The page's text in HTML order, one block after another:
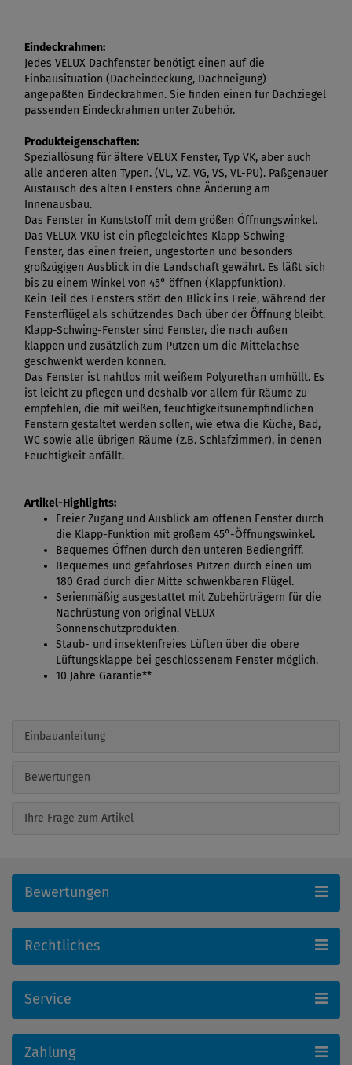
Eindeckrahmen:
Jedes VELUX Dachfenster benötigt einen auf die
Einbausituation (Dacheindeckung, Dachneigung)
angepaßten Eindeckrahmen. Sie finden einen für Dachziegel
passenden Eindeckrahmen unter Zubehör.
Produkteigenschaften:
Speziallösung für ältere VELUX Fenster, Typ VK, aber auch
alle anderen alten Typen. (VL, VZ, VG, VS, VL-PU). Paßgenauer
Austausch des alten Fensters ohne Änderung am
Innenausbau.
Das Fenster in Kunststoff mit dem größen Öffnungswinkel.
Das VELUX VKU ist ein pflegeleichtes Klapp-Schwing-
Fenster, das einen freien, ungestörten und besonders
großzügigen Ausblick in die Landschaft gewährt. Es läßt sich
bis zu einem Winkel von 45° öffnen (Klappfunktion).
Kein Teil des Fensters stört den Blick ins Freie, während der
Fensterflügel als schützendes Dach über der Öffnung bleibt.
Klapp-Schwing-Fenster sind Fenster, die nach außen
klappen und zusätzlich zum Putzen um die Mittelachse
geschwenkt werden können.
Das Fenster ist nahtlos mit weißem Polyurethan umhüllt. Es
ist leicht zu pflegen und deshalb vor allem für Räume zu
empfehlen, die mit weißen, feuchtigkeitsunempfindlichen
Fenstern gestaltet werden sollen, wie etwa die Küche, Bad,
WC sowie alle übrigen Räume (z.B. Schlafzimmer), in denen
Feuchtigkeit anfällt.
Artikel-Highlights:
Freier Zugang und Ausblick am offenen Fenster durch
die Klapp-Funktion mit großem 45°-Öffnungswinkel.
Bequemes Öffnen durch den unteren Bediengriff.
Bequemes und gefahrloses Putzen durch einen um
180 Grad durch dier Mitte schwenkbaren Flügel.
Serienmäßig ausgestattet mit Zubehörträgern für die
Nachrüstung von original VELUX
Sonnenschutzprodukten.
Staub- und insektenfreies Lüften über die obere
Lüftungsklappe bei geschlossenem Fenster möglich.
10 Jahre Garantie**
Einbauanleitung
Bewertungen
Ihre Frage zum Artikel
Bewertungen
Rechtliches
Service
Zahlung